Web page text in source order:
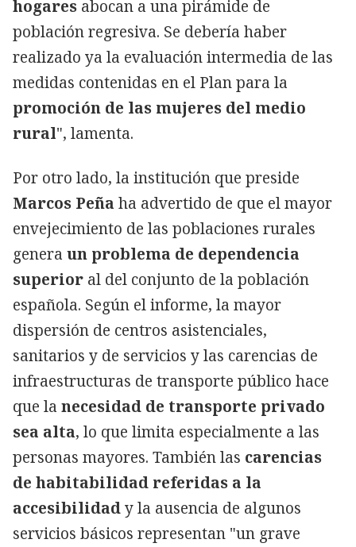
hogares abocan a una pirámide de
población regresiva. Se debería haber
realizado ya la evaluación intermedia de las
medidas contenidas en el Plan para la
promoción de las mujeres del medio
rural", lamenta.
Por otro lado, la institución que preside
Marcos Peña ha advertido de que el mayor
envejecimiento de las poblaciones rurales
genera un problema de dependencia
superior al del conjunto de la población
española. Según el informe, la mayor
dispersión de centros asistenciales,
sanitarios y de servicios y las carencias de
infraestructuras de transporte público hace
que la necesidad de transporte privado
sea alta, lo que limita especialmente a las
personas mayores. También las carencias
de habitabilidad referidas a la
accesibilidady la ausencia de algunos
servicios básicos representan "un grave